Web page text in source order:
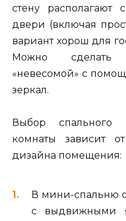
стену располагают
двери (включая
вариант хорош для
Можно сделать
«невесомой» с
зеркал.
Выбор спального
комнаты зависит
дизайна помещения:
В мини-спальню
с выдвижными